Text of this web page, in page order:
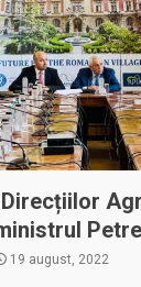
19 august, 2022